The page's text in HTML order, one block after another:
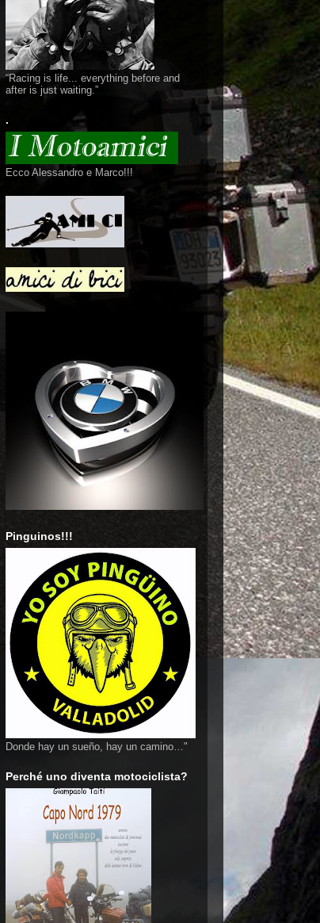
“Racing is life... everything before and
after is just waiting.”
.
Ecco Alessandro e Marco!!!
Pinguinos!!!
Donde hay un sueño, hay un camino…"
Perché uno diventa motociclista?